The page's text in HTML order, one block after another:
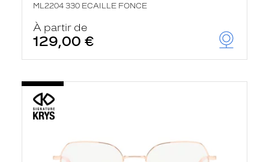
ML2204 330 ECAILLE FONCE
À partir de
129,00 €